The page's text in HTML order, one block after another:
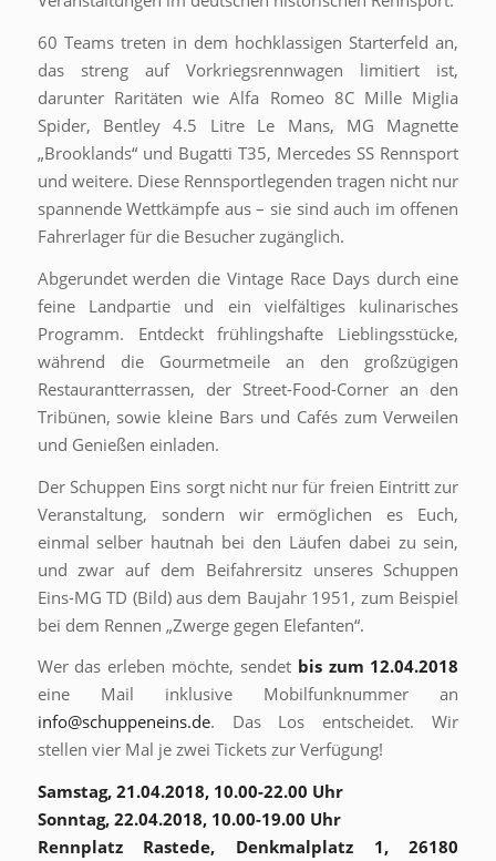
60 Teams treten in dem hochklassigen Starterfeld an,
das streng auf Vorkriegsrennwagen limitiert ist,
darunter Raritäten wie Alfa Romeo 8C Mille Miglia
Spider, Bentley 4.5 Litre Le Mans, MG Magnette
„Brooklands“ und Bugatti T35, Mercedes SS Rennsport
und weitere. Diese Rennsportlegenden tragen nicht nur
spannende Wettkämpfe aus – sie sind auch im offenen
Fahrerlager für die Besucher zugänglich.
Abgerundet werden die Vintage Race Days durch eine
feine Landpartie und ein vielfältiges kulinarisches
Programm. Entdeckt frühlingshafte Lieblingsstücke,
während die Gourmetmeile an den großzügigen
Restaurantterrassen, der Street-Food-Corner an den
Tribünen, sowie kleine Bars und Cafés zum Verweilen
und Genießen einladen.
Der Schuppen Eins sorgt nicht nur für freien Eintritt zur
Veranstaltung, sondern wir ermöglichen es Euch,
einmal selber hautnah bei den Läufen dabei zu sein,
und zwar auf dem Beifahrersitz unseres Schuppen
Eins-MG TD (Bild) aus dem Baujahr 1951, zum Beispiel
bei dem Rennen „Zwerge gegen Elefanten“.
Wer das erleben möchte, sendet bis zum 12.04.2018
eine Mail inklusive Mobilfunknummer an
info@schuppeneins.de. Das Los entscheidet. Wir
stellen vier Mal je zwei Tickets zur Verfügung!
Samstag, 21.04.2018, 10.00-22.00 Uhr
Sonntag, 22.04.2018, 10.00-19.00 Uhr
Rennplatz Rastede, Denkmalplatz 1, 26180